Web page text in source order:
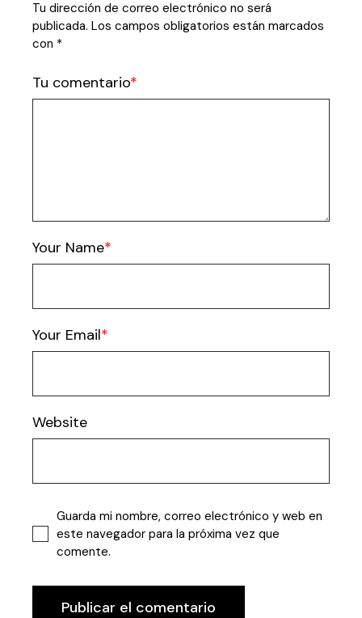
Tu dirección de correo electrónico no será
publicada. Los campos obligatorios están marcados
con *
Tu comentario
Your Name
Your Email
Website
Guarda mi nombre, correo electrónico y web en
este navegador para la próxima vez que
comente.
Publicar el comentario